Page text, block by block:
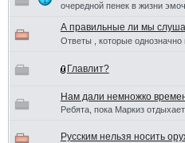
очередной пенек в жизни
А правильные ли мы
Ответы , которые однозначно
Главлит?
Нам дали немножко
Ребята, пока Маркиз
Русским нельзя носить